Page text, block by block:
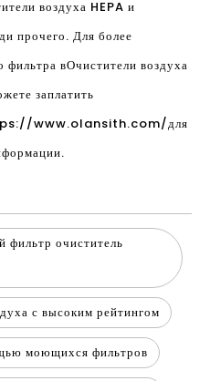
воздуха HEPA и
прочего. Для более
фильтра вОчистители воздуха
заплатить
www.olansith.com/для
очиститель
с высоким рейтингом
моющихся фильтров